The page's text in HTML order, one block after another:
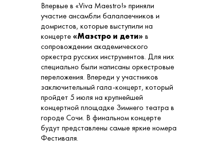
Впервые в «Viva Maestrо!» приняли
участие ансамбли балалаечников и
домристов, которые выступили на
концерте«Маэстро и дети» в
сопровождении академического
оркестра русских инструментов. Для них
специально были написаны оркестровые
переложения. Впереди у участников
заключительный гала-концерт, который
пройдет 5 июля на крупнейшей
концертной площадке Зимнего театра в
городе Сочи. В финальном концерте
будут представлены самые яркие номера
Фестиваля.